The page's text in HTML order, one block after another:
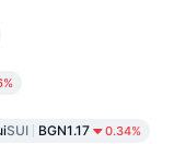
SUI BGN1.17 0.34%